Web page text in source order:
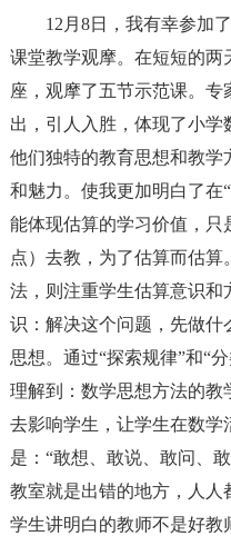
12月8日，我有幸参加
课堂教学观摩。在短短的
座，观摩了五节示范课。
出，引人入胜，体现了小学
他们独特的教育思想和教
和魅力。使我更加明白了在
能体现估算的学习价值，只
点）去教，为了估算而估算
法，则注重学生估算意识
识：解决这个问题，先做
思想。通过“探索规律”和“
理解到：数学思想方法的
去影响学生，让学生在数
是：“敢想、敢说、敢问、
教室就是出错的地方，人
学生讲明白的教师不是好